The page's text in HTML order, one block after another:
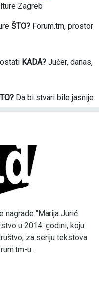
Zagreb
ŠTO?Forum.tm, prostor
KADA?Jučer, danas,
Da bi stvari bile jasnije
nagrade "Marija Jurić
u 2014. godini, koju
za seriju tekstova
u.